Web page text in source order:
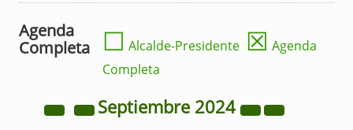
Agenda
Completa
☐ Alcalde-Presidente ☒ Agenda
Completa
Septiembre 2024